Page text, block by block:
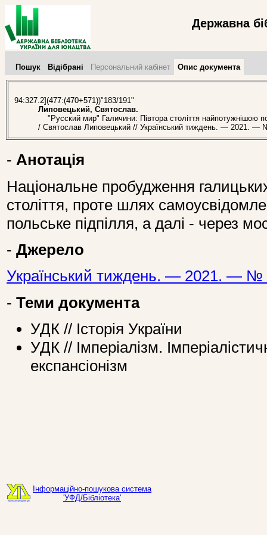
Державна
Пошук Відібрані Персональний кабінет Опис документа
94:327.2](477:(470+571))"183/191"
Липовецький, Святослав.
"Русский мир" Галичини: Півтора століття найпотужнішою
/ Святослав Липовецький // Український тиждень. — 2021.
- Анотація
Національне пробудження
століття, проте шлях
польське підпілля, а далі - через
- Джерело
Український тиждень. — 2021. — №
- Теми документа
УДК // Історія України
УДК // Імперіалізм.
експансіонізм
Інформаційно-пошукова система
'УФД/Бібліотека'